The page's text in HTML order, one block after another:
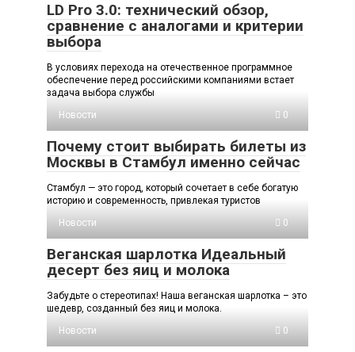
LD Pro 3.0: технический обзор,
сравнение с аналогами и критерии
выбора
В условиях перехода на отечественное программное
обеспечение перед российскими компаниями встает
задача выбора службы
Новости
0
Почему стоит выбирать билеты из
Москвы в Стамбул именно сейчас
Стамбул — это город, который сочетает в себе богатую
историю и современность, привлекая туристов
Новости
0
Веганская шарлотка Идеальный
десерт без яиц и молока
Забудьте о стереотипах! Наша веганская шарлотка – это
шедевр, созданный без яиц и молока.
Новости
0